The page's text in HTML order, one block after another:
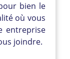
bien le
où vous
entreprise
joindre.